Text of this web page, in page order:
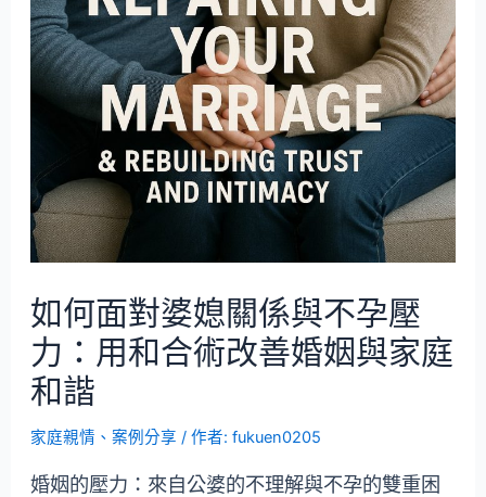
如何面對婆媳關係與不孕壓
力：用和合術改善婚姻與家庭
和諧
家庭親情 、案例分享 / 作者:fukuen0205
婚姻的壓力：來自公婆的不理解與不孕的雙重困